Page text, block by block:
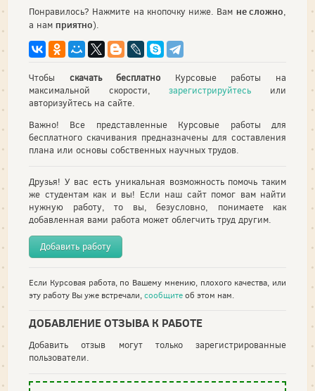
Понравилось? Нажмите на кнопочку ниже. Вам не сложно,
а нам приятно).
Чтобы скачать бесплатно Курсовые работы на
максимальной скорости,зарегистрируйтесь или
авторизуйтесь на сайте.
Важно! Все представленные Курсовые работы для
бесплатного скачивания предназначены для составления
плана или основы собственных научных трудов.
Друзья! У вас есть уникальная возможность помочь таким
же студентам как и вы! Если наш сайт помог вам найти
нужную работу, то вы, безусловно, понимаете как
добавленная вами работа может облегчить труд другим.
Добавить работу
Если Курсовая работа, по Вашему мнению, плохого качества, или
эту работу Вы уже встречали,сообщитеоб этом нам.
ДОБАВЛЕНИЕ ОТЗЫВА К РАБОТЕ
Добавить отзыв могут только зарегистрированные
пользователи.